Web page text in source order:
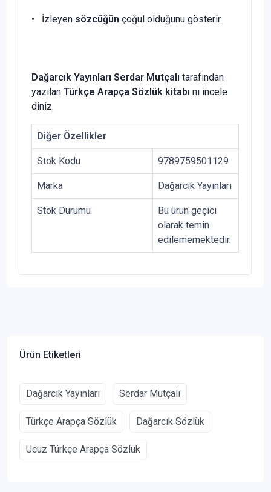
• İzleyen sözcüğün çoğul olduğunu gösterir.
Dağarcık Yayınları Serdar Mutçalı tarafından
yazılan Türkçe Arapça Sözlük kitabı nı incele
diniz.
Diğer Özellikler
Stok Kodu 9789759501129
Marka Dağarcık Yayınları
Stok Durumu
Bu ürün geçici
olarak temin
edilememektedir.
Ürün Etiketleri
Dağarcık Yayınları Serdar Mutçalı
Türkçe Arapça Sözlük Dağarcık Sözlük
Ucuz Türkçe Arapça Sözlük